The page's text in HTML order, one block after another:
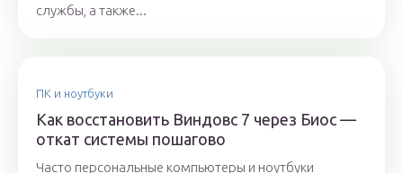
службы, а также...
ПК и ноутбуки
Как восстановить Виндовс 7 через Биос —
откат системы пошагово
Часто персональные компьютеры и ноутбуки